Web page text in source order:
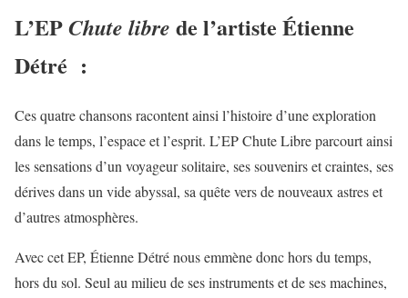
L’EPChute libre de l’artiste Étienne
Détré :
Ces quatre chansons racontent ainsi l’histoire d’une exploration
dans le temps, l’espace et l’esprit. L’EP Chute Libre parcourt ainsi
les sensations d’un voyageur solitaire, ses souvenirs et craintes, ses
dérives dans un vide abyssal, sa quête vers de nouveaux astres et
d’autres atmosphères.
Avec cet EP, Étienne Détré nous emmène donc hors du temps,
hors du sol. Seul au milieu de ses instruments et de ses machines,